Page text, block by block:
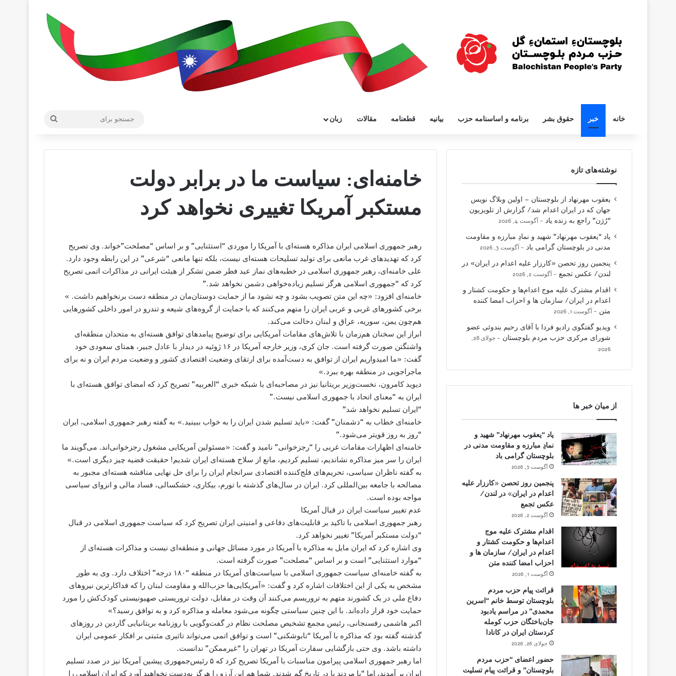
خانه خبر حقوق بشر برنامه و اساسنامه حزب بیانیه قطعنامه مقالات زبان
خامنه‌ای: سیاست ما در برابر دولت
مستکبر آمریکا تغییری نخواهد کرد
رهبر جمهوری اسلامی ایران مذاکره هسته‌ای با آمریکا را موردی “استثنایی” و بر اساس “مصلحت”خواند. وی تصریح
کرد که تهدید‌های غرب مانعی برای تولید تسلیحات هسته‌ای نیست، بلکه تنها مانعی “شرعی” در این رابطه وجود دارد.
علی خامنه‌ای، رهبر جمهوری اسلامی در خطبه‌های نماز عید فطر ضمن تشکر از هیئت ایرانی در مذاکرات اتمی تصریح
کرد که “جمهوری اسلامی هرگز تسلیم زیاده‌خواهی دشمن نخواهد شد.”
خامنه‌ای افزود: «چه این متن تصویب بشود و چه نشود ما از حمایت دوستان‌مان در منطقه دست برنخواهیم داشت. »
برخی کشورهای غربی و عربی ایران را متهم می‌کنند که با حمایت از گروه‌های شیعه و تندرو در امور داخلی کشورهایی
هم‌چون یمن، سوریه، عراق و لبنان دخالت می‌کند.
ابراز این سخنان هم‌زمان با تلاش‌های مقامات آمریکایی برای توضیح پیامدهای توافق هسته‌ای به متحدان منطقه‌ای
واشنگتن صورت گرفته است. جان کری، وزیر خارجه آمریکا در ۱۶ ژوئیه در دیدار با عادل جبیر، همتای سعودی خود
گفت: «ما امیدواریم ایران از توافق به دست‌آمده برای ارتقای وضعیت اقتصادی کشور و وضعیت مردم ایران و نه برای
ماجراجویی در منطقه بهره ببرد.»
دیوید کامرون، نخست‌وزیر بریتانیا نیز در مصاحبه‌ای با شبکه خبری “العربیه” تصریح کرد که امضای توافق هسته‌ای با
ایران به “معنای اتحاد با جمهوری اسلامی نیست.”
“ایران تسلیم نخواهد شد”
خامنه‌ای خطاب به “دشمنان” گفت: «باید تسلیم شدن ایران را به خواب ببینید.» به گفته رهبر جمهوری اسلامی، ایران
“روز به روز قویتر می‌شود.”
خامنه‌ای اظهارات مقامات غربی را “رجزخوانی” نامید و گفت: «مسئولین آمریکایی مشغول رجزخوانی‌اند. می‌گویند ما
ایران را سر میز مذاکره نشاندیم، تسلیم کردیم، مانع از سلاح هسته‌ای ایران شدیم! حقیقت قضیه چیز دیگری است.»
به گفته ناظران سیاسی، تحریم‌های فلج‌کننده اقتصادی سرانجام ایران را برای حل نهایی مناقشه هسته‌ای مجبور به
مصالحه با جامعه بین‌المللی کرد. ایران در سال‌های گذشته با تورم، بیکاری، خشکسالی، فساد مالی و انزوای سیاسی
مواجه بوده است.
عدم تغییر سیاست ایران در قبال آمریکا
رهبر جمهوری اسلامی با تاکید بر قابلیت‌های دفاعی و امنیتی ایران تصریح کرد که سیاست جمهوری اسلامی در قبال
“دولت مستکبر آمریکا” تغییر نخواهد کرد.
وی اشاره کرد که ایران مایل به مذاکره با آمریکا در مورد مسائل جهانی و منطقه‌ای نیست و مذاکرات هسته‌ای از
“موارد استثنایی” است و بر اساس “مصلحت” صورت گرفته است.
به گفته خامنه‌ای سیاست جمهوری اسلامی با سیاست‌های آمریکا در منطقه “۱۸۰ درجه” اختلاف دارد. وی به طور
مشخص به یکی از این اختلافات اشاره کرد و گفت: «آمریکایی‌ها حزب‌الله و مقاومت لبنان را که فداکارترین نیروهای
دفاع ملی در یک کشورند متهم به تروریسم می‌کنند آن وقت در مقابل، دولت تروریستی صهیونیستی کودک‌کش را مورد
حمایت خود قرار داده‌اند. با این چنین سیاستی چگونه می‌شود معامله و مذاکره کرد و به توافق رسید؟»
اکبر هاشمی رفسنجانی، رئیس مجمع تشخیص مصلحت نظام در گفت‌وگویی با روزنامه بریتانیایی گاردین در روزهای
گذشته گفته بود که مذاکره با آمریکا “تابوشکنی” است و توافق اتمی می‌تواند تاثیری مثبتی بر افکار عمومی ایران
داشته باشد. وی حتی بازگشایی سفارت آمریکا در تهران را “غیرممکن” ندانست.
اما رهبر جمهوری اسلامی پیرامون مناسبات با آمریکا تصریح کرد که ۵ رئیس‌جمهوری پیشین آمریکا نیز در صدد تسلیم
ایران بر آمدند، اما “یا مردند یا در تاریخ گم شدند. شما هم این آرزو را هرگز به‌دست نخواهید آورد که ایران اسلامی را
نوشته‌های تازه
یعقوب مهرنهاد از بلوچستان – اولین وبلاگ نویس
جهان که در ایران اعدام شد/ گزارش از تلویزیون
“رُژن” راجع به زنده یاد
آگوست 4, 2026
یاد “یعقوب مهرنهاد” شهید و نمادِ مبارزه و مقاومت
مدنی در بلوچستان گرامی باد
آگوست 3, 2026
پنجمین روز تحصن «کارزار علیه اعدام در ایران» در
لندن/ عکس تجمع
آگوست 2, 2026
اقدام مشترک علیه موج اعدام‌ها و حکومت کشتار و
اعدام در ایران/ سازمان ها و احزاب امضا کننده
متن
آگوست 1, 2026
ویدیو گفتگوی رادیو فردا با آقای رحیم بندوئی عضو
شورای مرکزی حزب مردم بلوچستان
جولای 28,
2026
از میان خبر ها
یاد “یعقوب مهرنهاد” شهید و
نمادِ مبارزه و مقاومت مدنی در
بلوچستان گرامی باد
آگوست 3, 2026
پنجمین روز تحصن «کارزار علیه
اعدام در ایران» در لندن/
عکس تجمع
آگوست 2, 2026
اقدام مشترک علیه موج
اعدام‌ها و حکومت کشتار و
اعدام در ایران/ سازمان ها و
احزاب امضا کننده متن
آگوست 1, 2026
قرائت پیام حزب مردم
بلوچستان توسط خانم “اسرین
محمدی” در مراسم یادبود
جان‌باختگان حزب کومله
کردستان ایران در کانادا
جولای 26, 2026
حضور اعضای “حزب مردم
بلوچستان” و قرائت پیام تسلیت